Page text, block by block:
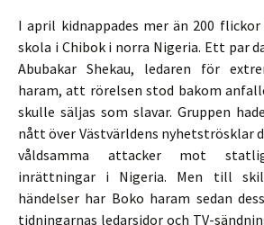
I april kidnappades mer än 200
skola i Chibok i norra Nigeria. Ett par
Abubakar Shekau, ledaren för
haram, att rörelsen stod bakom
skulle säljas som slavar. Gruppen
nått över Västvärldens nyhetströsklar
våldsamma attacker mot
inrättningar i Nigeria. Men till
händelser har Boko haram sedan
tidningarnas ledarsidor och TV-